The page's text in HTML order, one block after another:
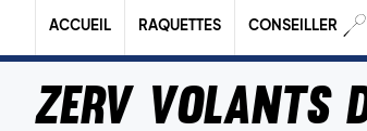
ACCUEIL RAQUETTES CONSEILLER
ZERV volants